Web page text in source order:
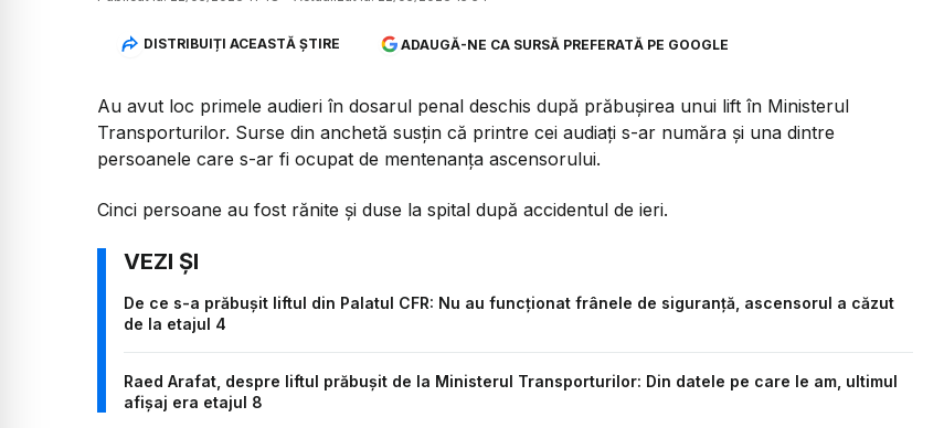
DISTRIBUIȚI ACEASTĂ ȘTIRE ADAUGĂ-NE CA SURSĂ PREFERATĂ PE GOOGLE
Au avut loc primele audieri în dosarul penal deschis după prăbușirea unui lift în Ministerul
Transporturilor. Surse din anchetă susțin că printre cei audiați s-ar număra și una dintre
persoanele care s-ar fi ocupat de mentenanța ascensorului.
Cinci persoane au fost rănite și duse la spital după accidentul de ieri.
De ce s-a prăbușit liftul din Palatul CFR: Nu au funcționat frânele de siguranță, ascensorul a căzut
de la etajul 4
Raed Arafat, despre liftul prăbușit de la Ministerul Transporturilor: Din datele pe care le am, ultimul
afișaj era etajul 8